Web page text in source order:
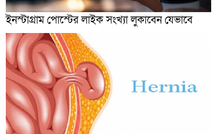
ইনস্টাগ্রাম পোস্টের লাইক সংখ্যা লুকাবেন যেভাবে